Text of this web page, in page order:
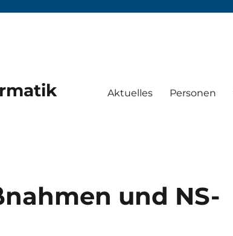
Aktuelles Personen
und NS-